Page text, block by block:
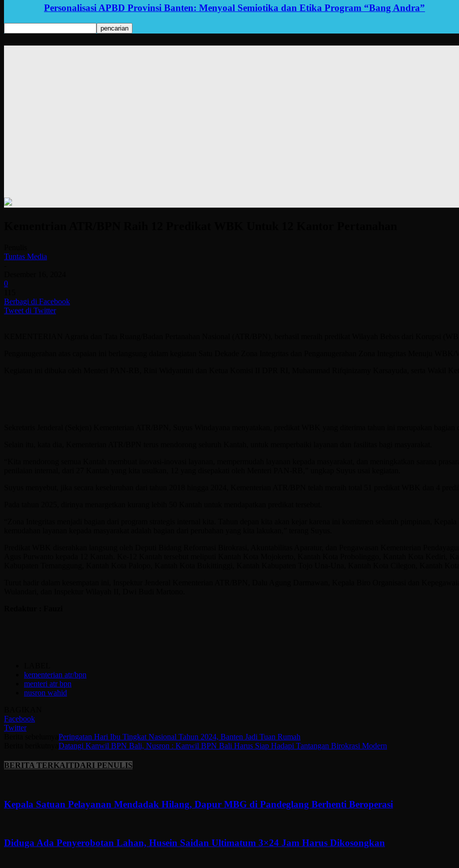
Personalisasi APBD Provinsi Banten: Menyoal Semiotika dan Etika Program “Bang Andra”
Tuntas Media
0
Berbagi di Facebook
Tweet di Twitter
kementerian atr/bpn
menteri atr bpn
nusron wahid
Facebook
Twitter
Peringatan Hari Ibu Tingkat Nasional Tahun 2024, Banten Jadi Tuan Rumah
Datangi Kanwil BPN Bali, Nusron : Kanwil BPN Bali Harus Siap Hadapi Tantangan Birokrasi Modern
BERITA TERKAITDARI PENULIS
Kepala Satuan Pelayanan Mendadak Hilang, Dapur MBG di Pandeglang Berhenti Beroperasi
Diduga Ada Penyerobotan Lahan, Husein Saidan Ultimatum 3×24 Jam Harus Dikosongkan